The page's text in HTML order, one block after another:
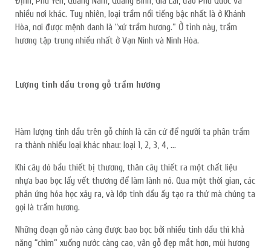
nhiều nơi khác. Tuy nhiên, loại trầm nổi tiếng bậc nhất là ở Khánh
Hòa, nơi được mệnh danh là “xứ trầm hương.” Ở tỉnh này, trầm
hương tập trung nhiều nhất ở Vạn Ninh và Ninh Hòa.
Lượng tinh dầu trong gỗ trầm hương
Hàm lượng tinh dầu trên gỗ chính là căn cứ để người ta phân trầm
ra thành nhiều loại khác nhau: loại 1, 2, 3, 4, …
Khi cây dó bầu thiết bị thương, thân cây thiết ra một chất liệu
nhựa bao bọc lấy vết thương để làm lành nó. Qua một thời gian, các
phản ứng hóa học xảy ra, và lớp tinh dầu ấy tạo ra thứ mà chúng ta
gọi là trầm hương.
Những đoạn gỗ nào càng được bao bọc bởi nhiều tinh dầu thì khả
năng “chìm” xuống nước càng cao, vân gỗ đẹp mắt hơn, mùi hương